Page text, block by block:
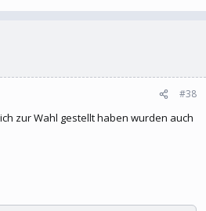
#38
zur Wahl gestellt haben wurden auch